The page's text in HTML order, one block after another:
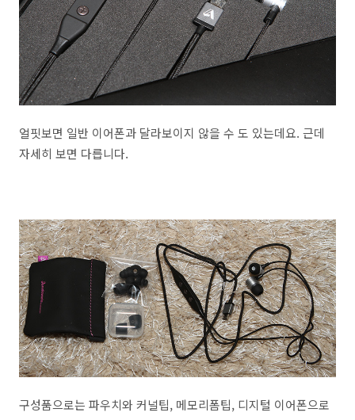
얼핏보면 일반 이어폰과 달라보이지 않을 수 도 있는데요. 근데
자세히 보면 다릅니다.
구성품으로는 파우치와 커널팁, 메모리폼팁, 디지털 이어폰으로